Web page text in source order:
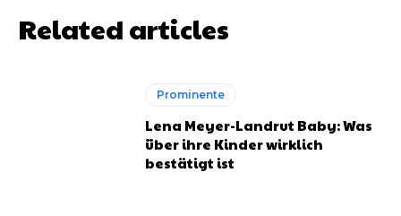
Related articles
Prominente
Lena Meyer-Landrut Baby: Was
über ihre Kinder wirklich
bestätigt ist